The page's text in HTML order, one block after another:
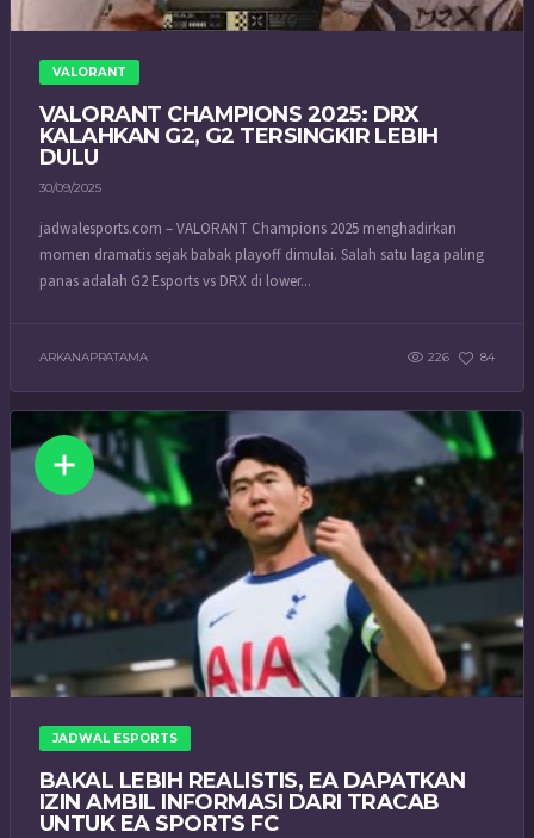
VALORANT
VALORANT CHAMPIONS 2025: DRX
KALAHKAN G2, G2 TERSINGKIR LEBIH
DULU
30/09/2025
jadwalesports.com – VALORANT Champions 2025 menghadirkan
momen dramatis sejak babak playoff dimulai. Salah satu laga paling
panas adalah G2 Esports vs DRX di lower...
ARKANAPRATAMA 226 84
JADWAL ESPORTS
BAKAL LEBIH REALISTIS, EA DAPATKAN
IZIN AMBIL INFORMASI DARI TRACAB
UNTUK EA SPORTS FC